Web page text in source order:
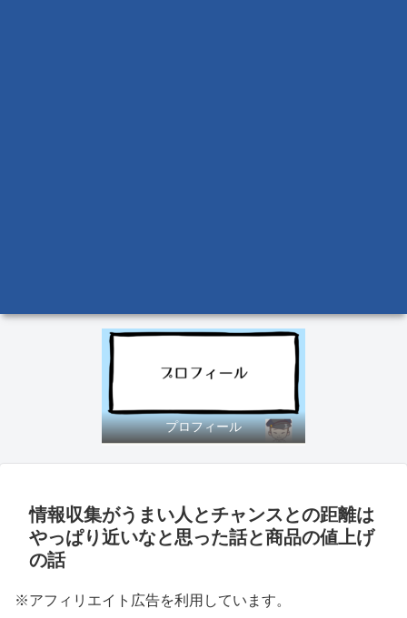
プロフィール
情報収集がうまい人とチャンスとの距離は
やっぱり近いなと思った話と商品の値上げ
の話
※アフィリエイト広告を利用しています。